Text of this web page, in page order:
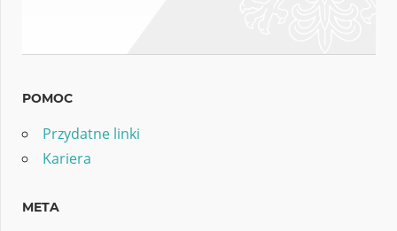
POMOC
Przydatne linki
Kariera
META